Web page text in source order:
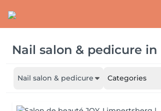
Nail salon & pedicure in
Nail salon & pedicure Categories